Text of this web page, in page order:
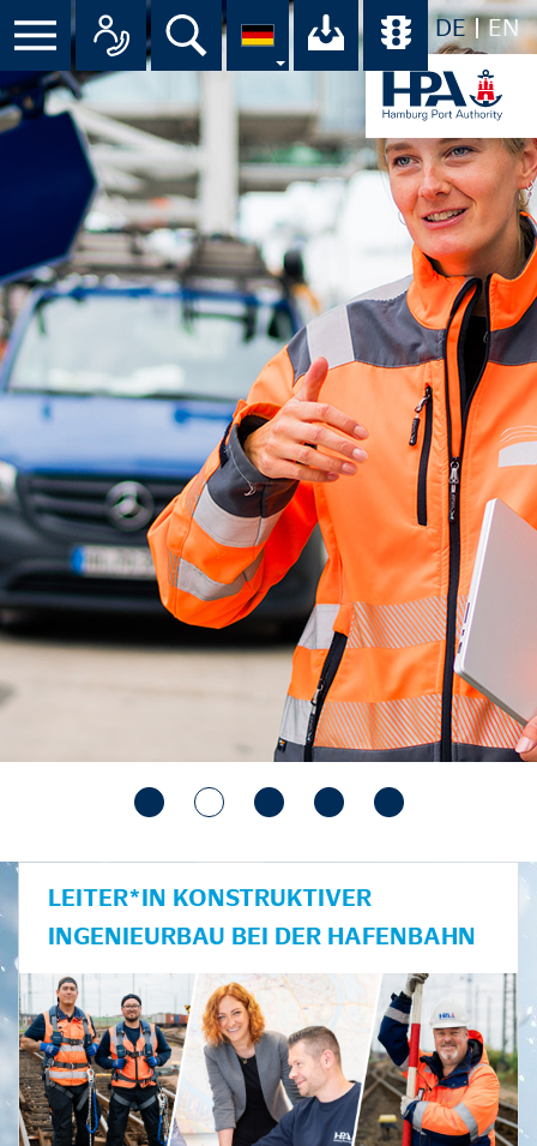
DE EN
Menü Alle Ansprechpartner im
Suche Ihr Download-
LEITER*IN KONSTRUKTIVER
INGENIEURBAU BEI DER HAFENBAHN